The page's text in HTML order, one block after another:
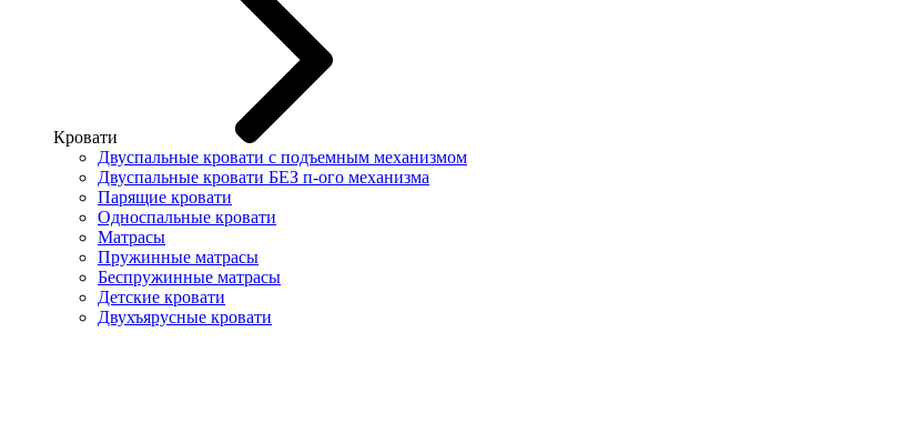
Кровати
Двуспальные кровати с подъемным механизмом
Двуспальные кровати БЕЗ п-ого механизма
Парящие кровати
Односпальные кровати
Матрасы
Пружинные матрасы
Беспружинные матрасы
Детские кровати
Двухъярусные кровати